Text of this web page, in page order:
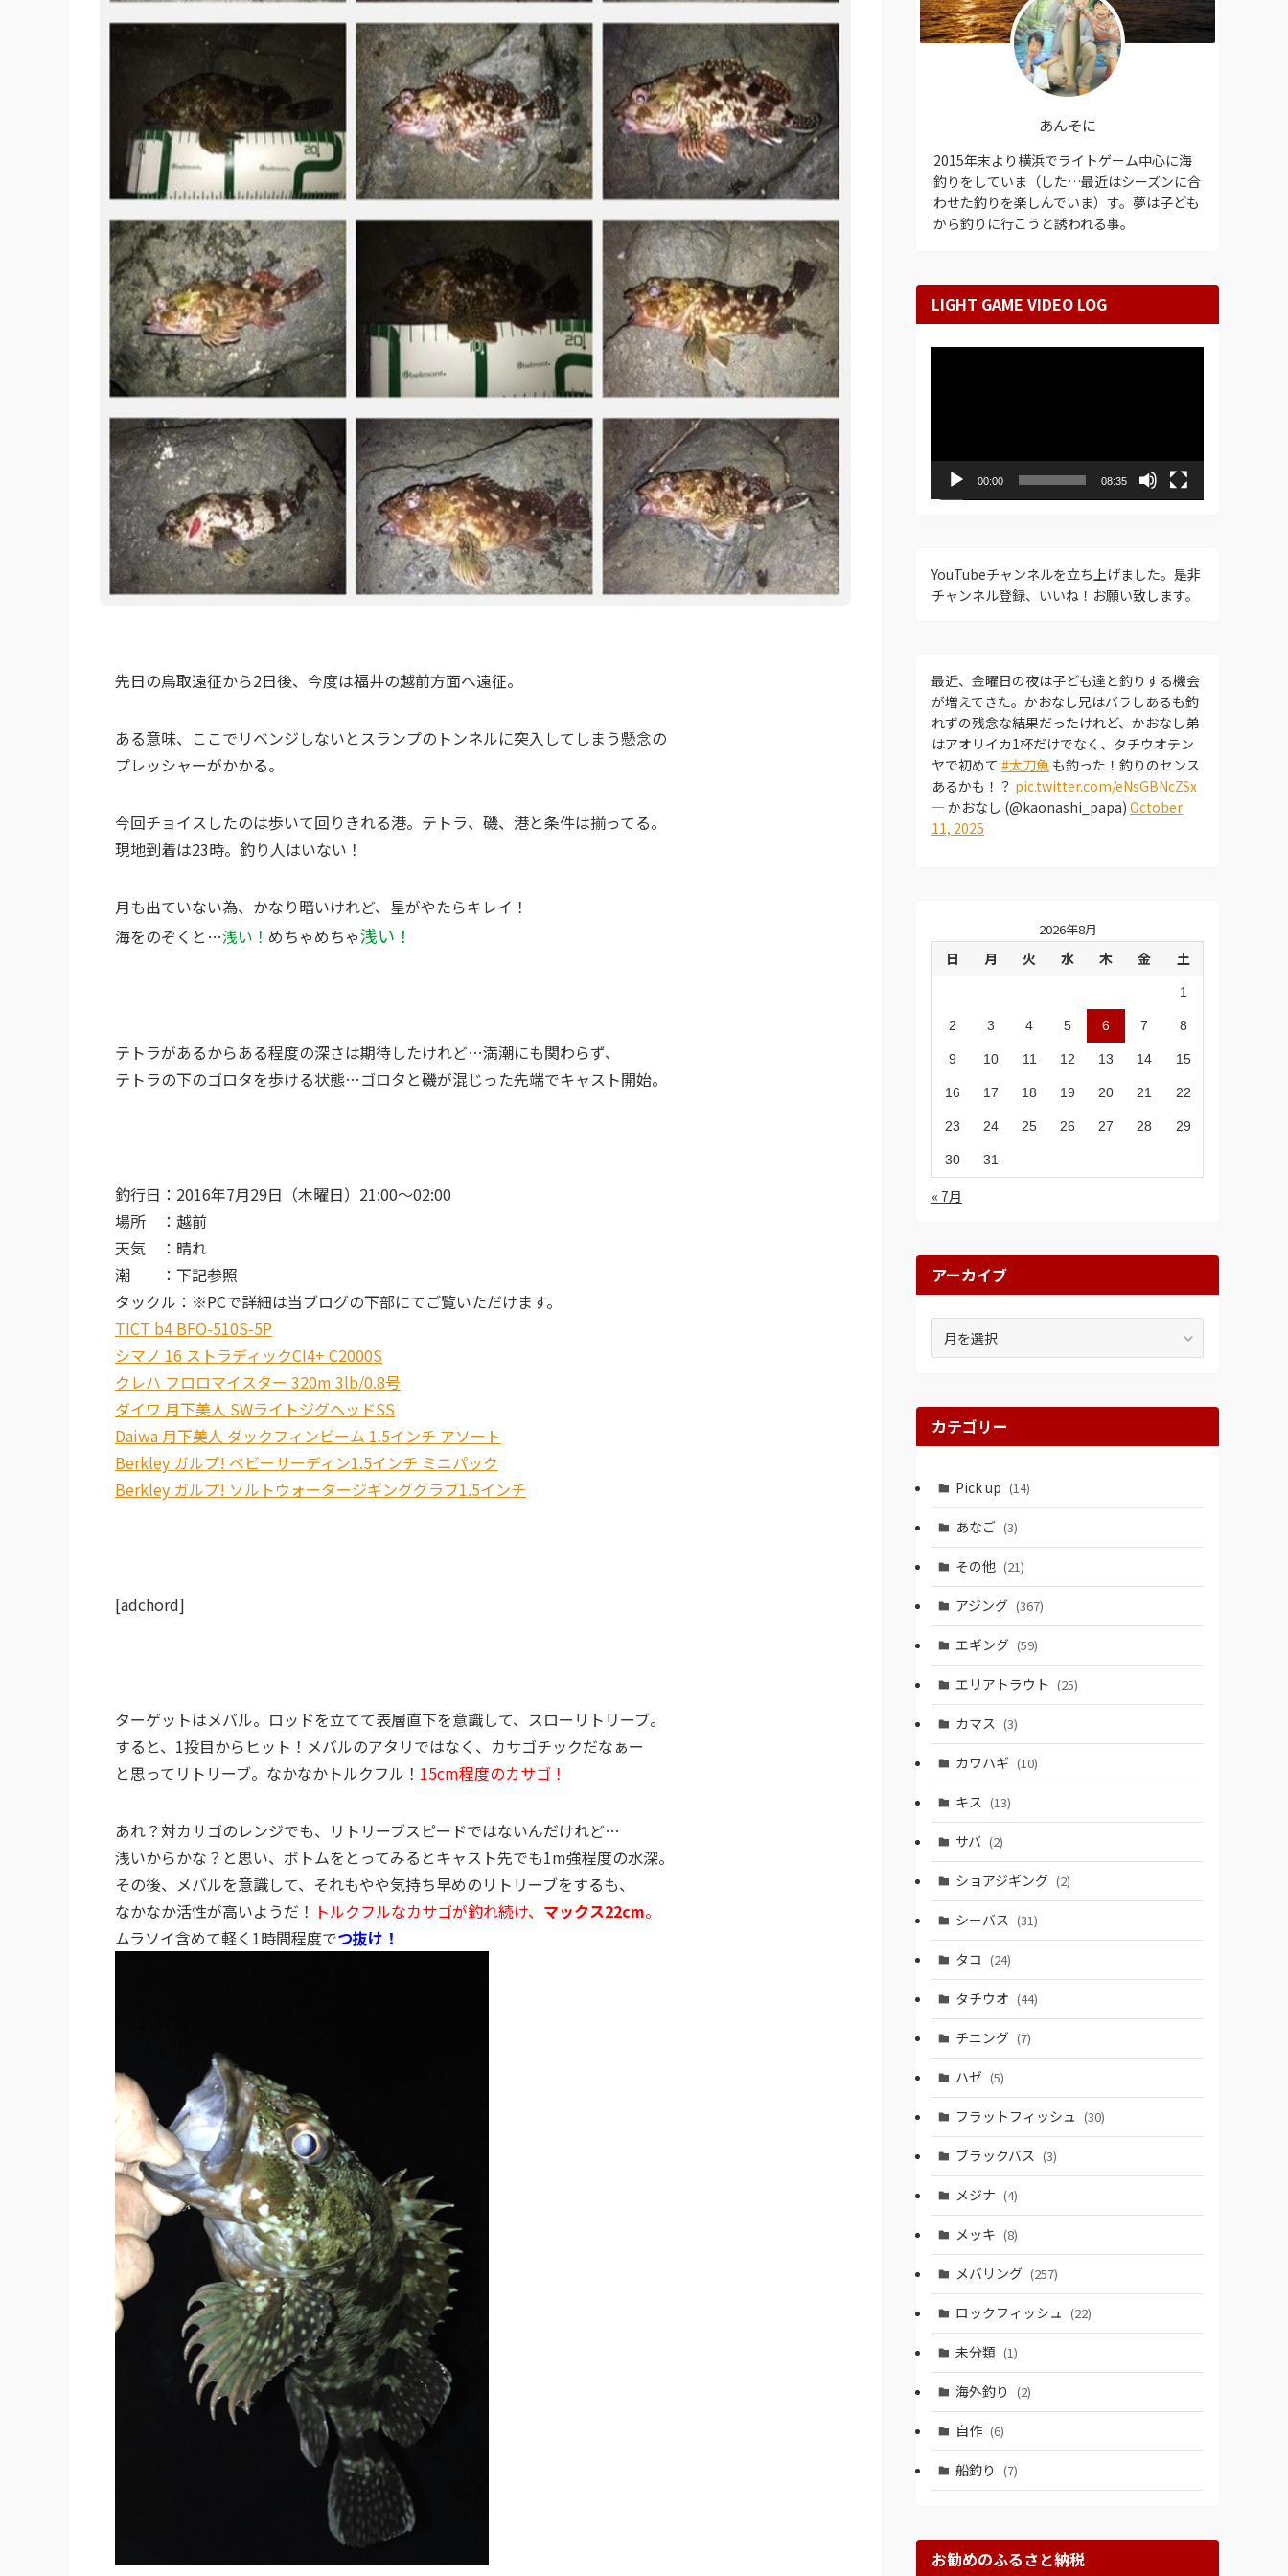
先日の鳥取遠征から2日後、今度は福井の越前方面へ遠征。
ある意味、ここでリベンジしないとスランプのトンネルに突入してしまう懸念の
プレッシャーがかかる。
今回チョイスしたのは歩いて回りきれる港。テトラ、磯、港と条件は揃ってる。
現地到着は23時。釣り人はいない！
月も出ていない為、かなり暗いけれど、星がやたらキレイ！
海をのぞくと…浅い！ めちゃめちゃ浅い！
テトラがあるからある程度の深さは期待したけれど…満潮にも関わらず、
テトラの下のゴロタを歩ける状態…ゴロタと磯が混じった先端でキャスト開始。
釣行日：2016年7月29日（木曜日）21:00〜02:00
場所 ：越前
天気 ：晴れ
潮 ：下記参照
タックル：※PCで詳細は当ブログの下部にてご覧いただけます。
TICT b4 BFO-510S-5P
シマノ 16 ストラディックCI4+ C2000S
クレハ フロロマイスター 320m 3lb/0.8号
ダイワ 月下美人 SWライトジグヘッドSS
Daiwa 月下美人 ダックフィンビーム 1.5インチ アソート
Berkley ガルプ! ベビーサーディン1.5インチ ミニパック
Berkley ガルプ! ソルトウォータージギンググラブ1.5インチ
[adchord]
ターゲットはメバル。ロッドを立てて表層直下を意識して、スローリトリーブ。
すると、1投目からヒット！メバルのアタリではなく、カサゴチックだなぁー
と思ってリトリーブ。なかなかトルクフル！ 15cm程度のカサゴ！
あれ？対カサゴのレンジでも、リトリーブスピードではないんだけれど…
浅いからかな？と思い、ボトムをとってみるとキャスト先でも1m強程度の水深。
その後、メバルを意識して、それもやや気持ち早めのリトリーブをするも、
なかなか活性が高いようだ！ トルクフルなカサゴが釣れ続け、 マックス22cm。
ムラソイ含めて軽く1時間程度でつ抜け！
あんそに
2015年末より横浜でライトゲーム中心に海
釣りをしていま（した…最近はシーズンに合
わせた釣りを楽しんでいま）す。夢は子ども
から釣りに行こうと誘われる事。
LIGHT GAME VIDEO LOG
ヤ
00:00 08:35
YouTubeチャンネルを立ち上げました。是非
チャンネル登録、いいね！お願い致します。
最近、金曜日の夜は子ども達と釣りする機会
が増えてきた。かおなし兄はバラしあるも釣
れずの残念な結果だったけれど、かおなし弟
はアオリイカ1杯だけでなく、タチウオテン
ヤで初めて #太刀魚 も釣った！釣りのセンス
あるかも！？ pic.twitter.com/eNsGBNcZSx
— かおなし (@kaonashi_papa) October
11, 2025
2026年8月
日 月 火 水 木 金 土
1
2 3 4 5 6 7 8
9 10 11 12 13 14 15
16 17 18 19 20 21 22
23 24 25 26 27 28 29
30 31
« 7月
アーカイブ
ブ
カテゴリー
Pick up (14)
あなご (3)
その他 (21)
アジング (367)
エギング (59)
エリアトラウト (25)
カマス (3)
カワハギ (10)
キス (13)
サバ (2)
ショアジギング (2)
シーバス (31)
タコ (24)
タチウオ (44)
チニング (7)
ハゼ (5)
フラットフィッシュ (30)
ブラックバス (3)
メジナ (4)
メッキ (8)
メバリング (257)
ロックフィッシュ (22)
未分類 (1)
海外釣り (2)
自作 (6)
船釣り (7)
お勧めのふるさと納税